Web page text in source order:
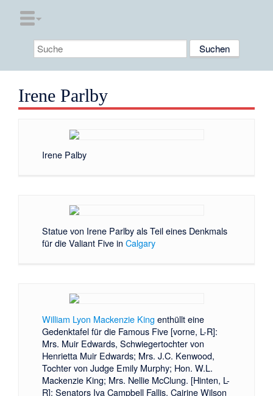
Irene Parlby
Irene Palby
Statue von Irene Parlby als Teil eines Denkmals
für die Valiant Five in Calgary
William Lyon Mackenzie King enthüllt eine
Gedenktafel für die Famous Five [vorne, L-R]:
Mrs. Muir Edwards, Schwiegertochter von
Henrietta Muir Edwards; Mrs. J.C. Kenwood,
Tochter von Judge Emily Murphy; Hon. W.L.
Mackenzie King; Mrs. Nellie McClung. [Hinten, L-
R]: Senators Iva Campbell Fallis, Cairine Wilson